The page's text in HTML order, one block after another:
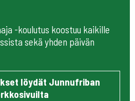
-koulutus koostuu kaikille
sekä yhden päivän
löydät Junnufriban